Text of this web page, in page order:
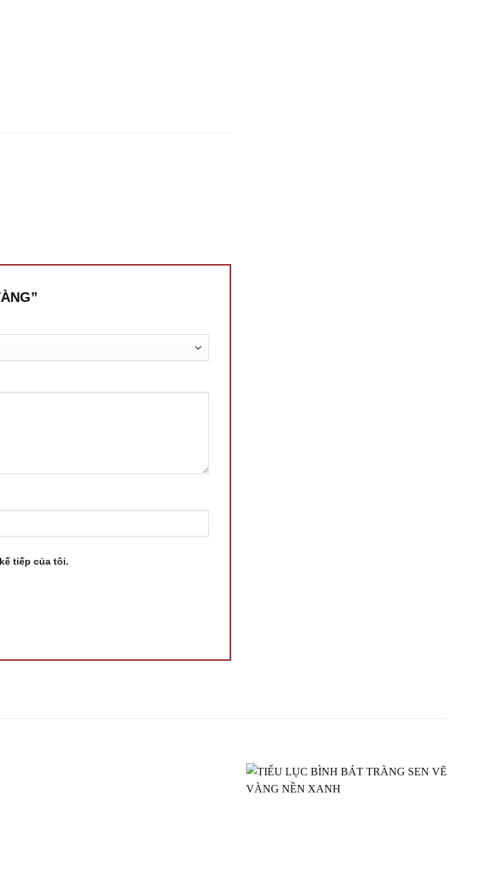
tiếp của tôi.